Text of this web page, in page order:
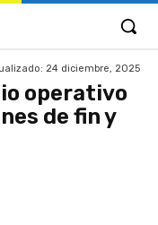
24 diciembre, 2025
operativo
de fin y